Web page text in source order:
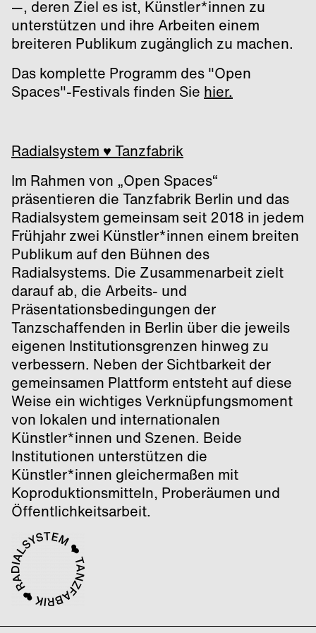
—, deren Ziel es ist, Künstler*innen zu
unterstützen und ihre Arbeiten einem
breiteren Publikum zugänglich zu machen.
Das komplette Programm des "Open
Spaces"-Festivals finden Sie hier.
Radialsystem ♥ Tanzfabrik
Im Rahmen von „Open Spaces“
präsentieren die Tanzfabrik Berlin und das
Radialsystem gemeinsam seit 2018 in jedem
Frühjahr zwei Künstler*innen einem breiten
Publikum auf den Bühnen des
Radialsystems. Die Zusammenarbeit zielt
darauf ab, die Arbeits- und
Präsentationsbedingungen der
Tanzschaffenden in Berlin über die jeweils
eigenen Institutionsgrenzen hinweg zu
verbessern. Neben der Sichtbarkeit der
gemeinsamen Plattform entsteht auf diese
Weise ein wichtiges Verknüpfungsmoment
von lokalen und internationalen
Künstler*innen und Szenen. Beide
Institutionen unterstützen die
Künstler*innen gleichermaßen mit
Koproduktionsmitteln, Proberäumen und
Öffentlichkeitsarbeit.